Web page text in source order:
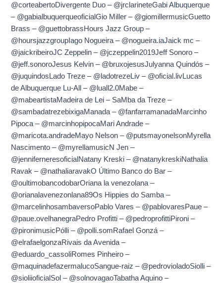
@corteabertoDivergente Duo – @jrclarineteGabi Albuquerque
– @gabialbuquerqueoficialGio Miller – @giomillermusicGuetto
Brass – @guettobrassHours Jazz Group –
@hoursjazzgroupIago Nogueira – @nogueira.iaJaick mc –
@jaickribeiroJC Zeppelin – @jczeppelin2019Jeff Sonoro –
@jeff.sonoroJesus Kelvin – @bruxojesusJulyanna Quindós –
@juquindosLado Treze – @ladotrezeLiv – @oficial.livLucas
de Albuquerque Lu-All – @luall2.0Mabe –
@mabeartistaMadeira de Lei – SaMba da Treze –
@sambadatrezebixigaManada – @fanfarramanadaMarcinho
Pipoca – @marcinhopipocaMari Andrade –
@maricota.andradeMayo Nelson – @putsmayonelsonMyrella
Nascimento – @myrellamusicN Jen –
@jenniferneresoficialNatany Kreski – @natanykreskiNathalia
Ravak – @nathaliaravakO Último Banco do Bar –
@oultimobancodobarOriana la venezolana –
@orianalavenezonlana89Os Hippies do Samba –
@marcelinhosambaversoPablo Vares – @pablovaresPaue –
@paue.ovelhanegraPedro Profitti – @pedroprofittiPironi –
@pironimusicPólli – @polli.somRafael Gonzá –
@elrafaelgonzaRivais da Avenida –
@eduardo_cassoliRomes Pinheiro –
@maquinadefazermalucoSangue-raiz – @pedrovioladoSiolli –
@sioliioficialSol – @solnovagaoTabatha Aquino –